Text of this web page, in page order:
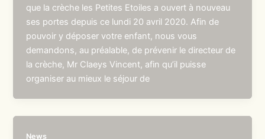
que la crèche les Petites Etoiles a ouvert à nouveau
ses portes depuis ce lundi 20 avril 2020. Afin de
pouvoir y déposer votre enfant, nous vous
demandons, au préalable, de prévenir le directeur de
la crèche, Mr Claeys Vincent, afin qu’il puisse
organiser au mieux le séjour de
News